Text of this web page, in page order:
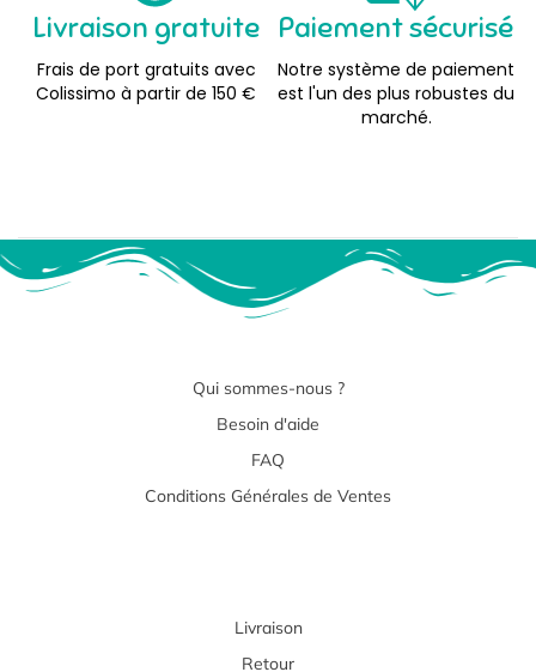
Livraison gratuite
Frais de port gratuits avec
Colissimo à partir de 150 €
Paiement sécurisé
Notre système de paiement
est l'un des plus robustes du
marché.
Qui sommes-nous ?
Besoin d'aide
FAQ
Conditions Générales de Ventes
Livraison
Retour